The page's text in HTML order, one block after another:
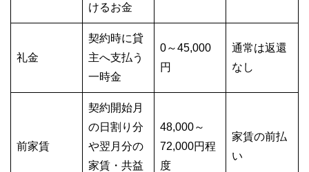
けるお金
礼金
契約時に貸
主へ支払う
一時金
0～45,000
円
通常は返還
なし
前家賃
契約開始月
の日割り分
や翌月分の
家賃・共益
48,000～
72,000円程
度
家賃の前払
い